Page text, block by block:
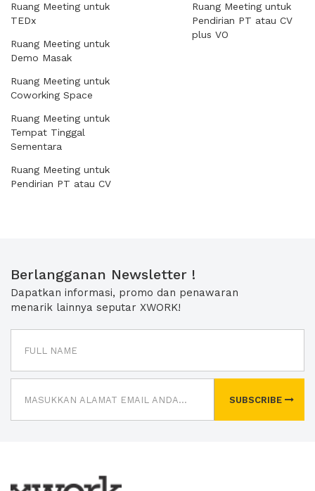
Ruang Meeting untuk
TEDx
Ruang Meeting untuk
Demo Masak
Ruang Meeting untuk
Coworking Space
Ruang Meeting untuk
Tempat Tinggal
Sementara
Ruang Meeting untuk
Pendirian PT atau CV
Ruang Meeting untuk
Pendirian PT atau CV
plus VO
Berlangganan Newsletter !
Dapatkan informasi, promo dan penawaran
menarik lainnya seputar XWORK!
SUBSCRIBE